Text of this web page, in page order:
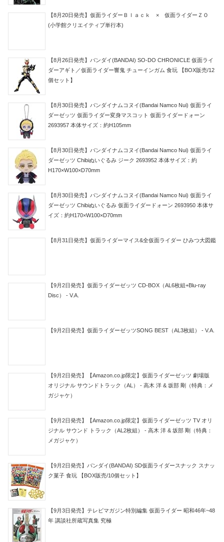
【8月20日発売】仮面ライダーＢｌａｃｋ × 仮面ライダーＺＯ
(小学館クリエイティブ単行本)
【8月26日発売】バンダイ(BANDAI) SO-DO CHRONICLE 仮面ライ
ダーアギト／仮面ライダー響鬼 チューインガム 食玩 【BOX販売/12
個セット】
【8月30日発売】バンダイナムコヌイ(Bandai Namco Nui) 仮面ライ
ダーゼッツ 仮面ライダー変身マスコット 仮面ライダードォーン
2693957 本体サイズ：約H105mm
【8月30日発売】バンダイナムコヌイ(Bandai Namco Nui) 仮面ライ
ダーゼッツ Chibiぬいぐるみ ジーク 2693952 本体サイズ：約
H170×W100×D70mm
【8月30日発売】バンダイナムコヌイ(Bandai Namco Nui) 仮面ライ
ダーゼッツ Chibiぬいぐるみ 仮面ライダードォーン 2693950 本体サ
イズ：約H170×W100×D70mm
【8月31日発売】仮面ライダーマイス&全仮面ライダー ひみつ大図鑑
【9月2日発売】仮面ライダーゼッツ CD-BOX（AL6枚組+Blu-ray
Disc） - V.A.
【9月2日発売】仮面ライダーゼッツSONG BEST（AL3枚組） - V.A.
【9月2日発売】【Amazon.co.jp限定】仮面ライダーゼッツ 劇場版
オリジナル サウンドトラック（AL） - 高木 洋 & 坂部 剛（特典：メ
ガジャケ）
【9月2日発売】【Amazon.co.jp限定】仮面ライダーゼッツ TV オリ
ジナル サウンド トラック（AL2枚組） - 高木 洋 & 坂部 剛（特典：
メガジャケ）
【9月2日発売】バンダイ(BANDAI) SD仮面ライダースナック スナッ
ク菓子 食玩 【BOX販売/10個セット】
【9月3日発売】テレビマガジン特別編集 仮面ライダー 昭和46年~48
年 講談社所蔵写真集 究極